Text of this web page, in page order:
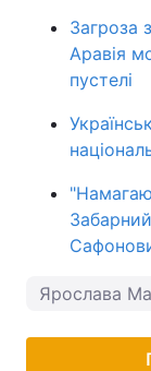
Загроза
Аравія
пустелі
Ярослава